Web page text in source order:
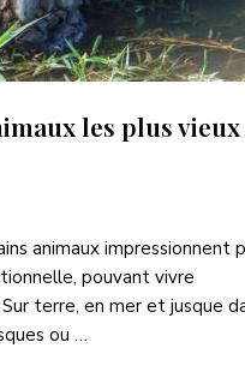
les plus vieux
animaux impressionnent
pouvant vivre
terre, en mer et jusque
ou …